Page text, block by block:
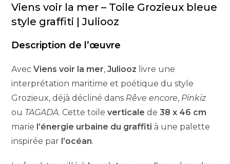
Viens voir la mer – Toile Grozieux bleue
style graffiti | Juliooz
Description de l’œuvre
AvecViens voir la mer,Juliooz livre une
interprétation maritime et poétique du style
Grozieux, déjà décliné dans Rêve encore, Pinkiz
ou TAGADA. Cette toileverticale de38 x 46 cm
marie l’énergie urbaine du graffiti à une palette
inspirée par l’océan.